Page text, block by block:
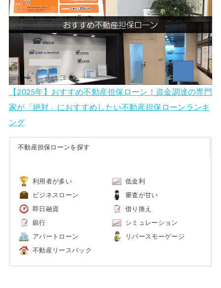
【2025年】おすすめ不動産担保ローン！資金調達の専門
家が「絶対」におすすめしたい不動産担保ローンランキ
ング
不動産担保ローンを探す
利用者が多い 低金利
ビジネスローン 審査が甘い
即日融資 借り換え
銀行 シミュレーション
アパートローン リバースモーゲージ
不動産リースバック